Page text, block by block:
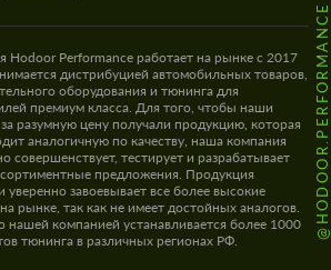
@HODOOR.PERFORMANCE
Hodoor Performance работает на рынке с 2017
дистрибуцией автомобильных товаров,
оборудования и тюнинга для
премиум класса. Для того, чтобы наши
разумную цену получали продукцию, которая
аналогичную по качеству, наша компания
совершенствует, тестирует и разрабатывает
предложения. Продукция
уверенно завоевывает все более высокие
рынке, так как не имеет достойных аналогов.
нашей компанией устанавливается более 1000
тюнинга в различных регионах РФ.